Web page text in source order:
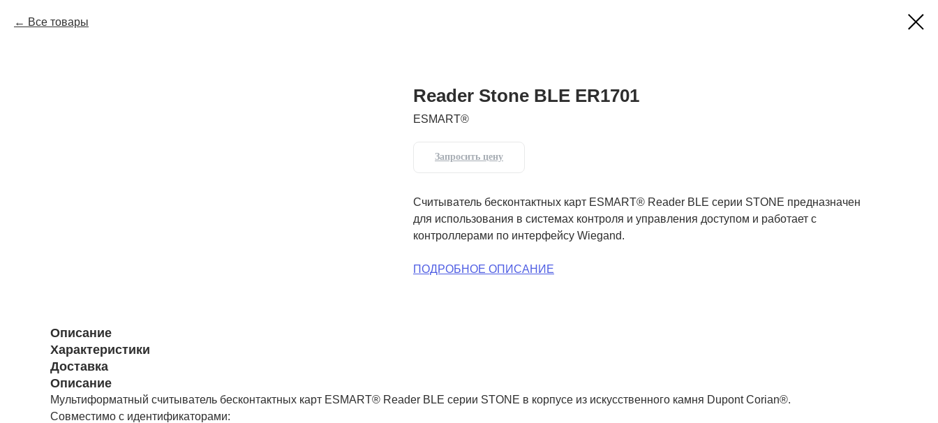
Все товары
Reader Stone BLE ER1701
ESMART®
Запросить цену
Считыватель бесконтактных карт ESMART® Reader BLE серии STONE предназначен
для использования в системах контроля и управления доступом и работает с
контроллерами по интерфейсу Wiegand.
ПОДРОБНОЕ ОПИСАНИЕ
Описание
Характеристики
Доставка
Описание
Мультиформатный считыватель бесконтактных карт ESMART® Reader BLE серии STONE в корпусе из искусственного камня Dupont Corian®.
Совместимо с идентификаторами: